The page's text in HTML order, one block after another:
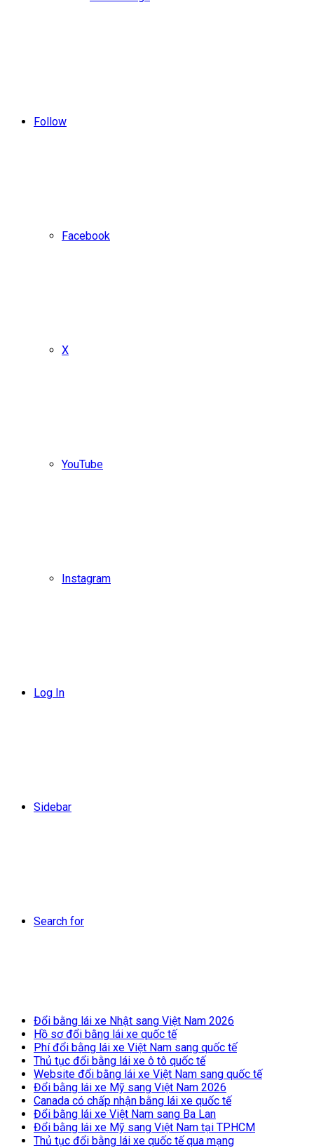
Follow
Facebook
X
YouTube
Instagram
Log In
Sidebar
Search for
Đổi bằng lái xe Nhật sang Việt Nam 2026
Hồ sơ đổi bằng lái xe quốc tế
Phí đổi bằng lái xe Việt Nam sang quốc tế
Thủ tục đổi bằng lái xe ô tô quốc tế
Website đổi bằng lái xe Việt Nam sang quốc tế
Đổi bằng lái xe Mỹ sang Việt Nam 2026
Canada có chấp nhận bằng lái xe quốc tế
Đổi bằng lái xe Việt Nam sang Ba Lan
Đổi bằng lái xe Mỹ sang Việt Nam tại TPHCM
Thủ tục đổi bằng lái xe quốc tế qua mạng